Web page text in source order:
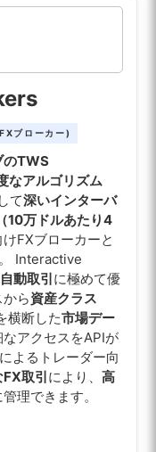
ブローカー)
のTWS
なアルゴリズム
て深いインターバ
10万ドルあたり4
FXブローカーと
Interactive
動取引 に極めて優
ら資産クラス
横断した市場デー
アクセスをAPIが
よるトレーダー向
取引 により、 高
理できます。